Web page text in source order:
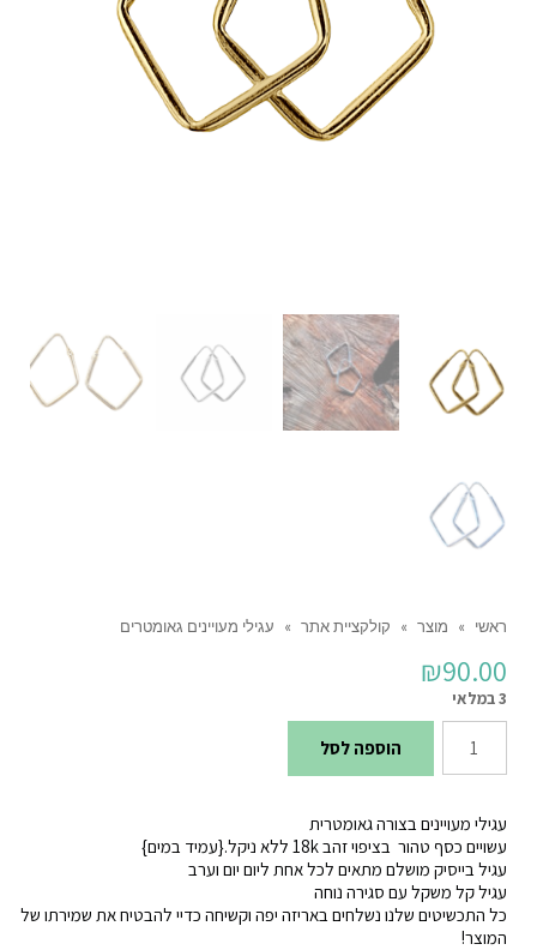
ראשי » מוצר » קולקציית אתר » עגילי מעויינים גאומטרים
₪90.00
3 במלאי
כמות
של
מעויינים
גאומטרים
הוספה לסל
עגילי מעויינים בצורה גאומטרית
עשויים כסף טהור בציפוי זהב 18k ללא ניקל.{עמיד במים}
עגיל בייסיק מושלם מתאים לכל אחת ליום יום וערב
עגיל קל משקל עם סגירה נוחה
כל התכשיטים שלנו נשלחים באריזה יפה וקשיחה כדיי להבטיח את שמירתו של
המוצר!